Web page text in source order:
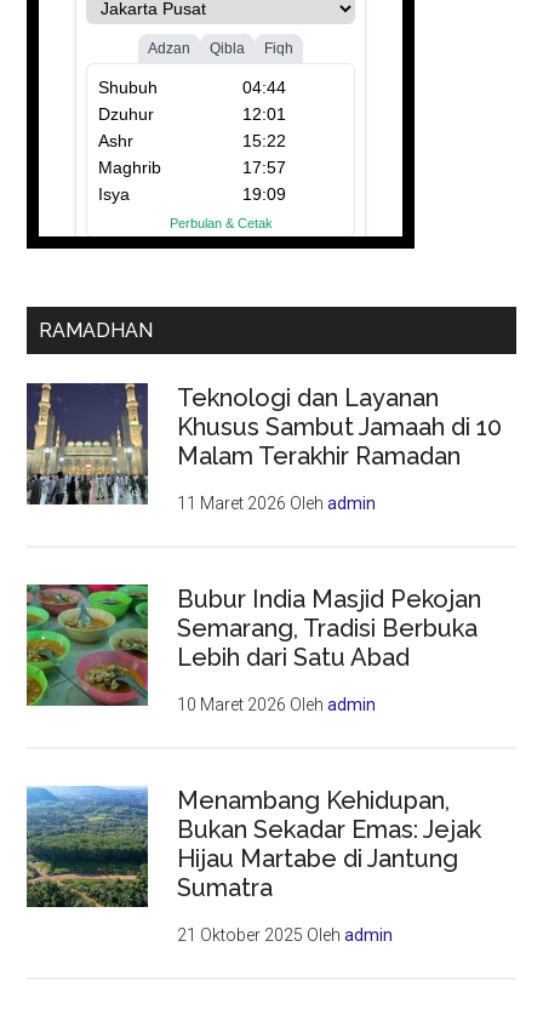
RAMADHAN
Teknologi dan Layanan
Khusus Sambut Jamaah di 10
Malam Terakhir Ramadan
11 Maret 2026 Olehadmin
Bubur India Masjid Pekojan
Semarang, Tradisi Berbuka
Lebih dari Satu Abad
10 Maret 2026 Olehadmin
Menambang Kehidupan,
Bukan Sekadar Emas: Jejak
Hijau Martabe di Jantung
Sumatra
21 Oktober 2025 Olehadmin